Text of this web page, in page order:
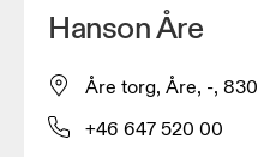
Hanson Åre
Åre torg, Åre, -,
+46 647 520 00